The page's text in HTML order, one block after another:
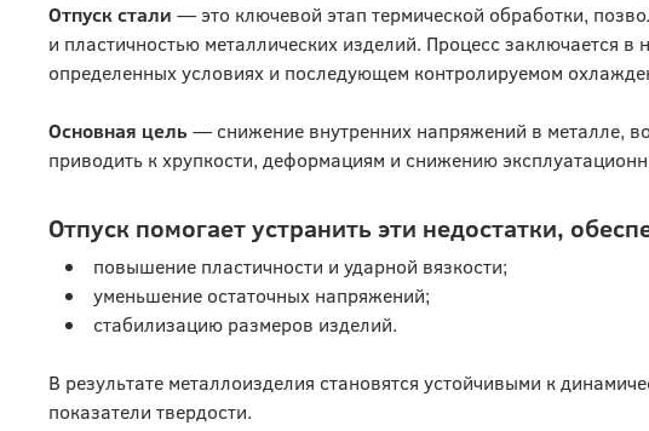
Отпуск стали — это ключевой этап термической обработки,
и пластичностью металлических изделий. Процесс заключается
определенных условиях и последующем контролируемом
Основная цель— снижение внутренних напряжений в металле,
приводить к хрупкости, деформациям и снижению
Отпуск помогает устранить эти недостатки,
повышение пластичности и ударной вязкости;
уменьшение остаточных напряжений;
стабилизацию размеров изделий.
В результате металлоизделия становятся устойчивыми к
показатели твердости.